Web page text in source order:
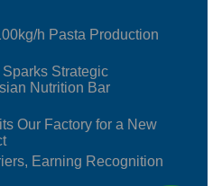
h Pasta Production
Strategic
Nutrition Bar
Our Factory for a New
Earning Recognition